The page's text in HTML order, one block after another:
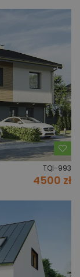
TQI-993
4500 zł